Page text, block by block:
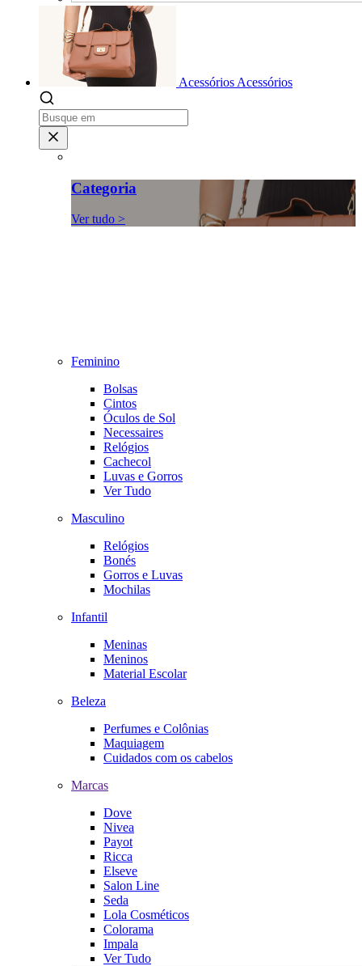
Acessórios Acessórios
Categoria
Ver tudo >
Feminino
Bolsas
Cintos
Óculos de Sol
Necessaires
Relógios
Cachecol
Luvas e Gorros
Ver Tudo
Masculino
Relógios
Bonés
Gorros e Luvas
Mochilas
Infantil
Meninas
Meninos
Material Escolar
Beleza
Perfumes e Colônias
Maquiagem
Cuidados com os cabelos
Marcas
Dove
Nivea
Payot
Ricca
Elseve
Salon Line
Seda
Lola Cosméticos
Colorama
Impala
Ver Tudo